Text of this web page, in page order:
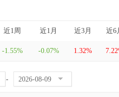
近1周 近1月 近3月 近6
-1.55% -0.07% 1.32%
-